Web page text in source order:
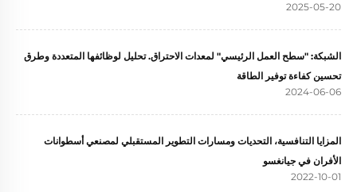
2025-05-20
الشبكة: "سطح العمل الرئيسي" لمعدات الاحتراق. تحليل لوظائفها المتعددة وطرق
تحسين كفاءة توفير الطاقة
2024-06-06
المزايا التنافسية، التحديات ومسارات التطوير المستقبلي لمصنعي أسطوانات
الأفران في جيانغسو
2022-10-01